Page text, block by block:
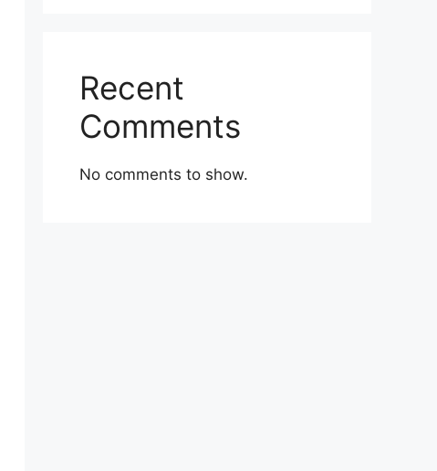
Recent
Comments
No comments to show.